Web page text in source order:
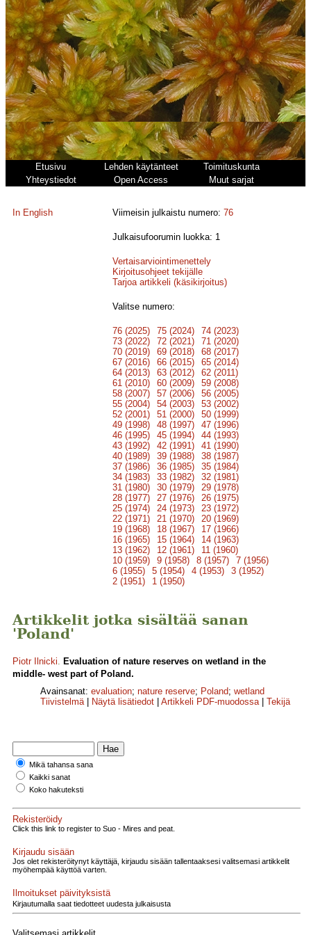
Etusivu Lehden käytänteet
Toimituskunta
Yhteystiedot
Open Access Muut sarjat
In English Viimeisin julkaistu numero:76
Julkaisufoorumin luokka: 1
Vertaisarviointimenettely
Kirjoitusohjeet tekijälle
Tarjoa artikkeli (käsikirjoitus)
Valitse numero:
76 (2025) 75 (2024)
74 (2023)
73 (2022)
72 (2021)
71 (2020)
70 (2019)
69 (2018)
68 (2017)
67 (2016)
66 (2015)
65 (2014)
64 (2013)
63 (2012)
62 (2011)
61 (2010)
60 (2009)
59 (2008)
58 (2007)
57 (2006)
56 (2005)
55 (2004)
54 (2003)
53 (2002)
52 (2001)
51 (2000)
50 (1999)
49 (1998)
48 (1997)
47 (1996)
46 (1995)
45 (1994)
44 (1993)
43 (1992)
42 (1991)
41 (1990)
40 (1989)
39 (1988)
38 (1987)
37 (1986)
36 (1985)
35 (1984)
34 (1983)
33 (1982)
32 (1981)
31 (1980)
30 (1979)
29 (1978)
28 (1977)
27 (1976)
26 (1975)
25 (1974)
24 (1973)
23 (1972)
22 (1971)
21 (1970)
20 (1969)
19 (1968)
18 (1967)
17 (1966)
16 (1965)
15 (1964)
14 (1963)
13 (1962)
12 (1961)
11 (1960)
10 (1959)
9 (1958) 8 (1957)
7 (1956)
6 (1955)
5 (1954) 4 (1953)
3 (1952)
2 (1951)
1 (1950)
Artikkelit jotka sisältää sanan
'Poland'
Piotr Ilnicki. Evaluation of nature reserves on wetland in the
middle- west part of Poland.
Avainsanat: evaluation; nature reserve; Poland; wetland
Tiivistelmä| Näytä lisätiedot Artikkeli PDF-muodossa| Tekijä
Mikä tahansa sana
Kaikki sanat
Koko hakuteksti
Rekisteröidy
Click this link to register to Suo - Mires and peat.
Kirjaudu sisään
Jos olet rekisteröitynyt käyttäjä, kirjaudu sisään tallentaaksesi valitsemasi artikkelit
myöhempää käyttöä varten.
Ilmoitukset päivityksistä
Kirjautumalla saat tiedotteet uudesta julkaisusta